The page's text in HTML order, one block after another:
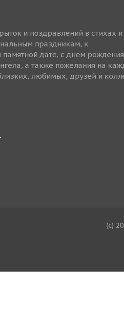
и поздравлений в стихах и
праздникам, к
памятной дате, с днем
а также пожелания на
любимых, друзей и
(c)